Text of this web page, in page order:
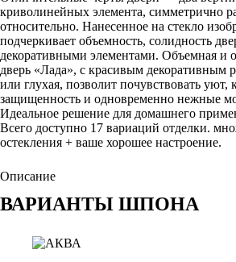
криволинейных элемента, симметрично
относительно. Нанесенное на стекло
подчеркивает объемность, солидность
декоративными элементами. Объемная и
дверь «Лада», с красивым декоративным
или глухая, позволит почувствовать уют,
защищенность и одновременно нежные
Идеальное решение для домашнего
Всего доступно 17 вариаций отделки.
остекления + ваше хорошее настроение.
Описание
ВАРИАНТЫ ШПОНА